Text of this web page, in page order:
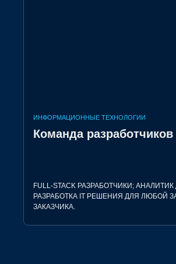
ИНФОРМАЦИОННЫЕ ТЕХНОЛОГИИ
Команда
FULL-STACK РАЗРАБОТЧИКИ;
РАЗРАБОТКА IT РЕШЕНИЯ ДЛЯ ЛЮБОЙ
ЗАКАЗЧИКА.